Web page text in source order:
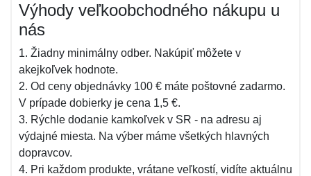
Výhody veľkoobchodného nákupu u
nás
1. Žiadny minimálny odber. Nakúpiť môžete v
akejkoľvek hodnote.
2. Od ceny objednávky 100 € máte poštovné zadarmo.
V prípade dobierky je cena 1,5 €.
3. Rýchle dodanie kamkoľvek v SR - na adresu aj
výdajné miesta. Na výber máme všetkých hlavných
dopravcov.
4. Pri každom produkte, vrátane veľkostí, vidíte aktuálnu